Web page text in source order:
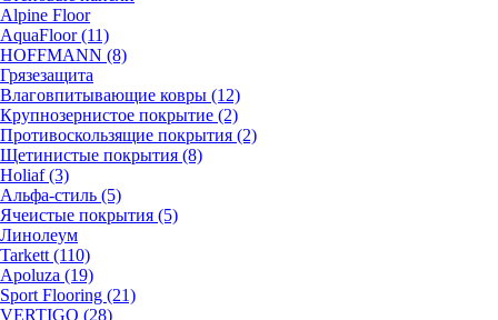
Alpine Floor
AquaFloor (11)
HOFFMANN (8)
Грязезащита
Влаговпитывающие ковры (12)
Крупнозернистое покрытие (2)
Противоскользящие покрытия (2)
Щетинистые покрытия (8)
Holiaf (3)
Альфа-стиль (5)
Ячеистые покрытия (5)
Линолеум
Tarkett (110)
Apoluza (19)
Sport Flooring (21)
VERTIGO (28)